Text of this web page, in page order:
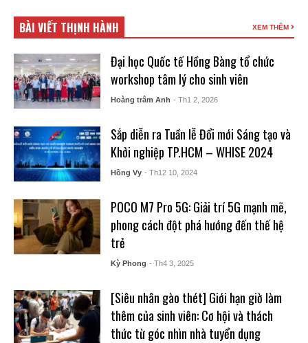
BÀI VIẾT THỊNH HÀNH XEM THÊM
Đại học Quốc tế Hồng Bàng tổ chức
workshop tâm lý cho sinh viên
Hoàng trâm Anh - Th1 2, 2026
Sắp diễn ra Tuần lễ Đổi mới Sáng tạo và
Khởi nghiệp TP.HCM – WHISE 2024
Hồng Vy - Th12 10, 2024
POCO M7 Pro 5G: Giải trí 5G mạnh mẽ,
phong cách đột phá hướng đến thế hệ
trẻ
Kỳ Phong - Th4 3, 2025
[Siêu nhân gào thét] Giới hạn giờ làm
thêm của sinh viên: Cơ hội và thách
thức từ góc nhìn nhà tuyển dụng